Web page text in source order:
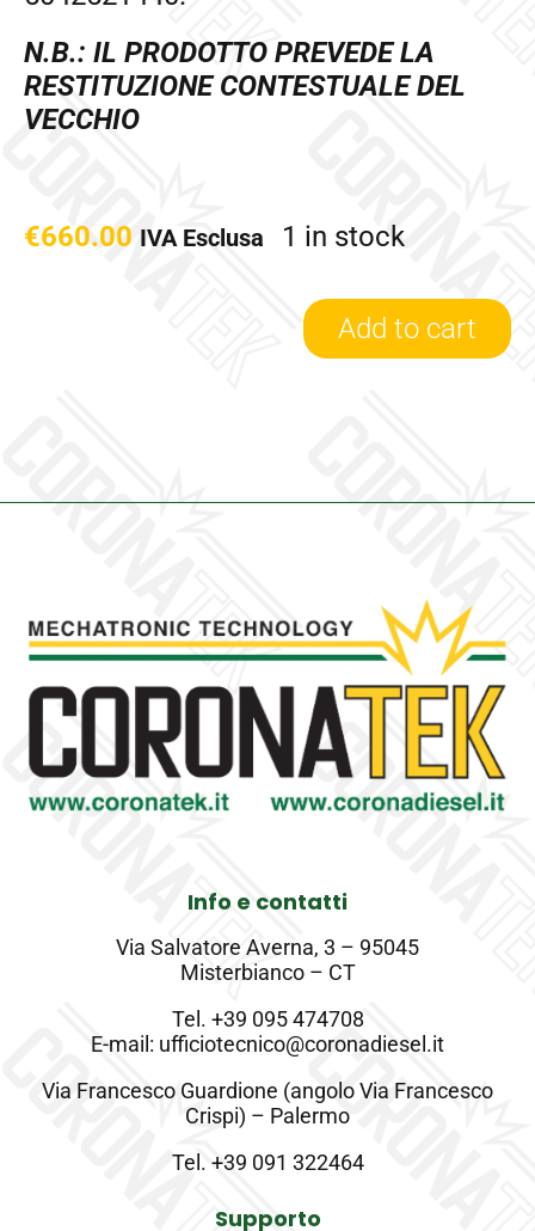
N.B.: IL PRODOTTO PREVEDE LA
RESTITUZIONE CONTESTUALE DEL
VECCHIO
€660.00 IVA Esclusa 1 in stock
4046945/R
quantity
Add to cart
Info e contatti
Via Salvatore Averna, 3 – 95045
Misterbianco – CT
Tel. +39 095 474708
E-mail: ufficiotecnico@coronadiesel.it
Via Francesco Guardione (angolo Via Francesco
Crispi) – Palermo
Tel. +39 091 322464
Supporto